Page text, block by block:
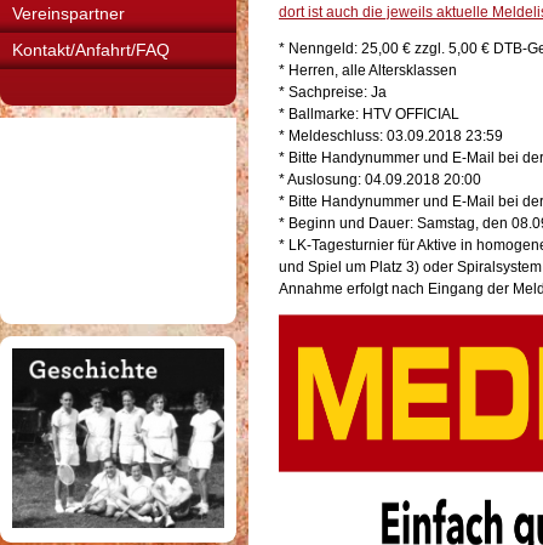
Vereinspartner
Kontakt/Anfahrt/FAQ
dort ist auch die jeweils aktuelle
* Nenngeld: 25,00 € zzgl. 5,00 € DTB-
* Herren, alle Altersklassen
* Sachpreise: Ja
* Ballmarke: HTV OFFICIAL
* Meldeschluss: 03.09.2018 23:59
* Bitte Handynummer und E-Mail bei
* Auslosung: 04.09.2018 20:00
* Bitte Handynummer und E-Mail bei
* Beginn und Dauer: Samstag, den
* LK-Tagesturnier für Aktive in
und Spiel um Platz 3) oder
Annahme erfolgt nach Eingang der